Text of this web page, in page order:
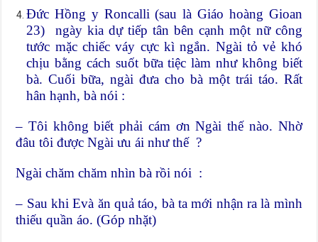
Đức Hồng y Roncalli (sau là Giáo hoàng Gioan
23) ngày kia dự tiếp tân bên cạnh một nữ công
tước mặc chiếc váy cực kì ngắn. Ngài tỏ vẻ khó
chịu bằng cách suốt bữa tiệc làm như không biết
bà. Cuối bữa, ngài đưa cho bà một trái táo. Rất
hân hạnh, bà nói :
– Tôi không biết phải cám ơn Ngài thế nào. Nhờ
đâu tôi được Ngài ưu ái như thế ?
Ngài chăm chăm nhìn bà rồi nói :
– Sau khi Evà ăn quả táo, bà ta mới nhận ra là mình
thiếu quần áo. (Góp nhặt)